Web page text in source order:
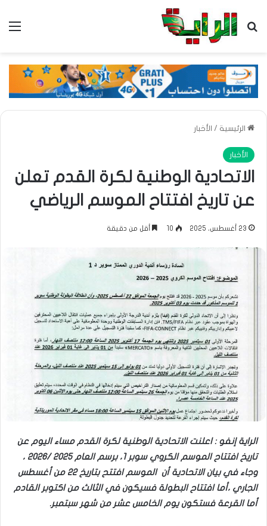
بحث عن
الرئيسية / الأخبار
الأخبار
الاتحادية الوطنية لكرة القدم تعلن
عن تاريخ افتتاح الموسم الرياضي
23 أغسطس، 2025 10 أقل من دقيقة
الراية إنفو : اعلنت الاتحادية الوطنية لكرة القدم مساء اليوم عن
تاريخ افتتاح الموسم الكروي سوبر 1، برسم العام 2025 /2026 ،
وجاء في بيان الاتحادية أن الموسم افتتح بتاريخ 22 من أغسطس
الجاري ،أما افتتاح البطولة فسيكون في الثالث من اكتوبر القادم
أما القرعة فستكون يوم الخامس عشر من شهر سبتمبر.